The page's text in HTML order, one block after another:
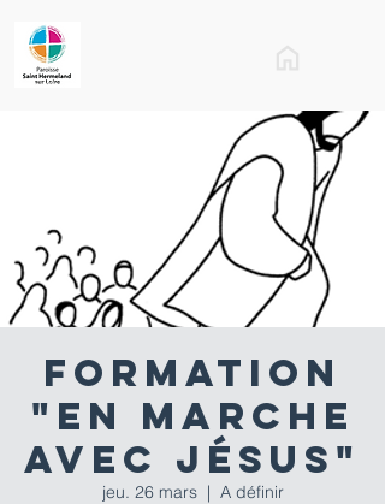
Formation
"En Marche
avec Jésus"
jeu. 26 mars
  |
A définir